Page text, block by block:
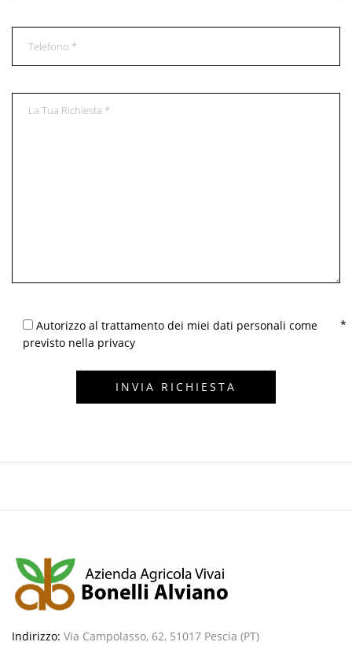
Autorizzo al trattamento dei miei dati personali come
previsto nella privacy
Indirizzo: Via Campolasso, 62, 51017 Pescia (PT)